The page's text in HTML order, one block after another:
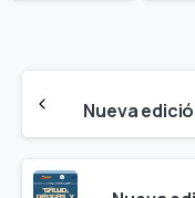
Reading